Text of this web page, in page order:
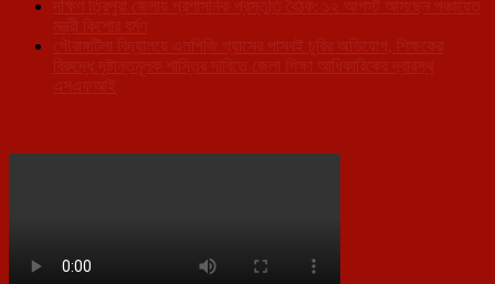
দক্ষিণ ত্রিপুরা জেলায় প্রশাসনিক প্রস্তুতি বৈঠক: ১২ আগস্ট আসছেন পঞ্চায়েত
মন্ত্রী কিশোর বর্মণ
গৌরাঙ্গটিলা বিদ্যালয়ে এলপিজি গ্যাসের পাসবই চুরির অভিযোগ, শিক্ষকের
বিরুদ্ধে দৃষ্টান্তমূলক শাস্তির দাবিতে জেলা শিক্ষা আধিকারিকের দ্বারস্থ
এসএফআই